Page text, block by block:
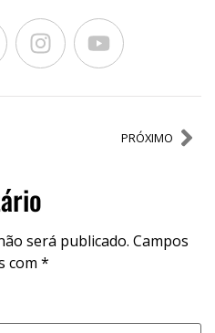
PRÓXIMO
será publicado. Campos
com *